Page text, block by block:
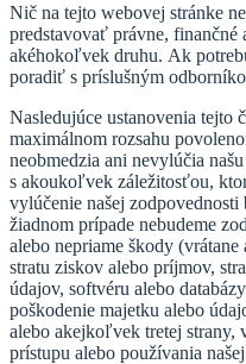
Nič na tejto webovej stránke
predstavovať právne, finančné
akéhokoľvek druhu. Ak
poradiť s príslušným
Nasledujúce ustanovenia tejto
maximálnom rozsahu
neobmedzia ani nevylúčia
s akoukoľvek záležitosťou,
vylúčenie našej
žiadnom prípade nebudeme
alebo nepriame škody
stratu ziskov alebo príjmov,
údajov, softvéru alebo
poškodenie majetku alebo
alebo akejkoľvek tretej strany,
prístupu alebo používania